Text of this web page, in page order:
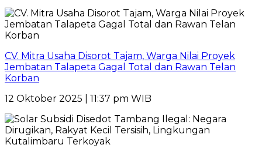
CV. Mitra Usaha Disorot Tajam, Warga Nilai Proyek
Jembatan Talapeta Gagal Total dan Rawan Telan
Korban
12 Oktober 2025 | 11:37 pm WIB